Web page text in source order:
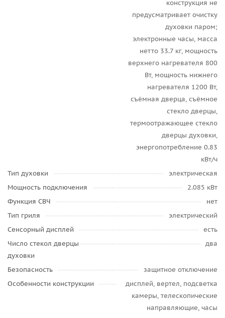
конструкция не
предусматривает очистку
духовки паром;
электронные часы, масса
нетто 33.7 кг, мощность
верхнего нагревателя 800
Вт, мощность нижнего
нагревателя 1200 Вт,
съёмная дверца, съёмное
стекло дверцы,
термоотражающее стекло
дверцы духовки,
энергопотребление 0.83
кВт/ч
Тип духовки
электрическая
Мощность подключения
2.085 кВт
Функция СВЧ
нет
Тип гриля
электрический
Сенсорный дисплей
есть
Число стекол дверцы
духовки
два
Безопасность
защитное отключение
Особенности конструкции
дисплей, вертел, подсветка
камеры, телескопические
направляющие, часы